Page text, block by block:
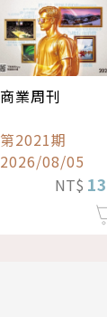
商業周刊
第2021期
2026/08/05
NT$